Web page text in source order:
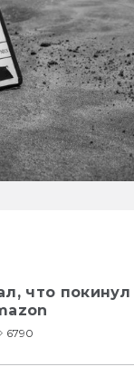
что покинул
6790